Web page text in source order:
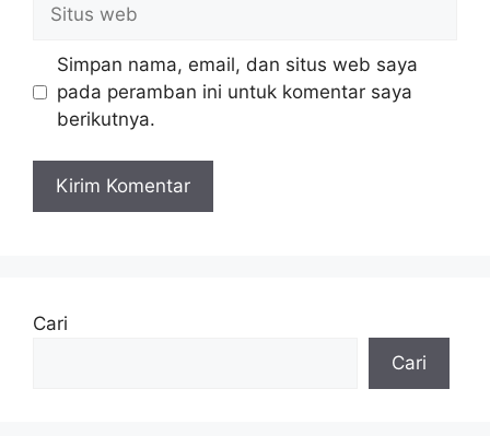
web
Simpan nama, email, dan situs web saya
pada peramban ini untuk komentar saya
berikutnya.
Cari
Cari